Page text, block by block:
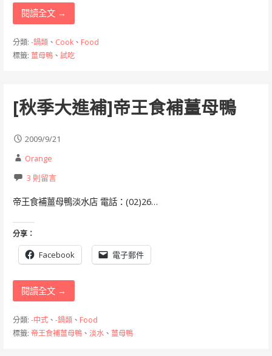
閱讀全文 →
分類: -鍋類、 Cook、 Food
標籤: 薑母鴨、 試吃
[秋季大進補]帝王食補薑母鴨
2009/9/21
Orange
3 則留言
帝王食補薑母鴨淡水店 電話：(02)26…
分享：
Facebook 電子郵件
閱讀全文 →
分類: -中式、 -鍋類、 Food
標籤: 帝王食補薑母鴨、 淡水、 薑母鴨